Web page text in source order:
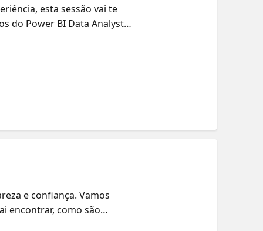
esta sessão vai te
do Power BI Data Analyst
conecta e como tudo se
desenvolver suas
aprofundar, vamos indicar
e confiança. Vamos
encontrar, como são